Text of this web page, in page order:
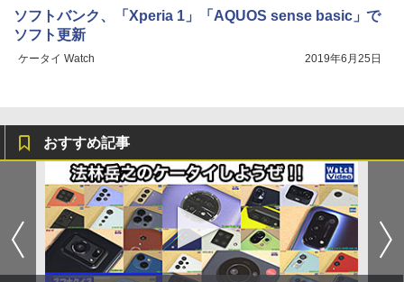
ソフトバンク、「Xperia 1」「AQUOS sense basic」で
ソフト更新
ケータイ Watch 2019年6月25日
おすすめ記事